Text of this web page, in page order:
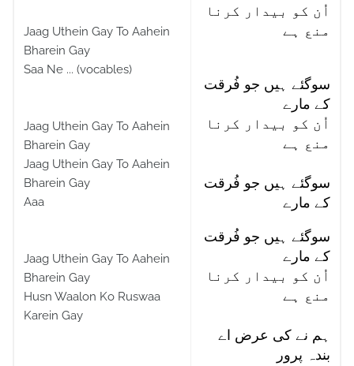
Jaag Uthein Gay To Aahein
Bharein Gay
Saa Ne ... (vocables)
Jaag Uthein Gay To Aahein
Bharein Gay
Jaag Uthein Gay To Aahein
Bharein Gay
Aaa
Jaag Uthein Gay To Aahein
Bharein Gay
Husn Waalon Ko Ruswaa
Karein Gay
اُن کو بیدار کرنا
منع ہے
سوگئے ہیں جو فُرقت
کے مارے
اُن کو بیدار کرنا
منع ہے
سوگئے ہیں جو فُرقت
کے مارے
سوگئے ہیں جو فُرقت
کے مارے
اُن کو بیدار کرنا
منع ہے
ہم نے کی عرض اے
بندہ پرور